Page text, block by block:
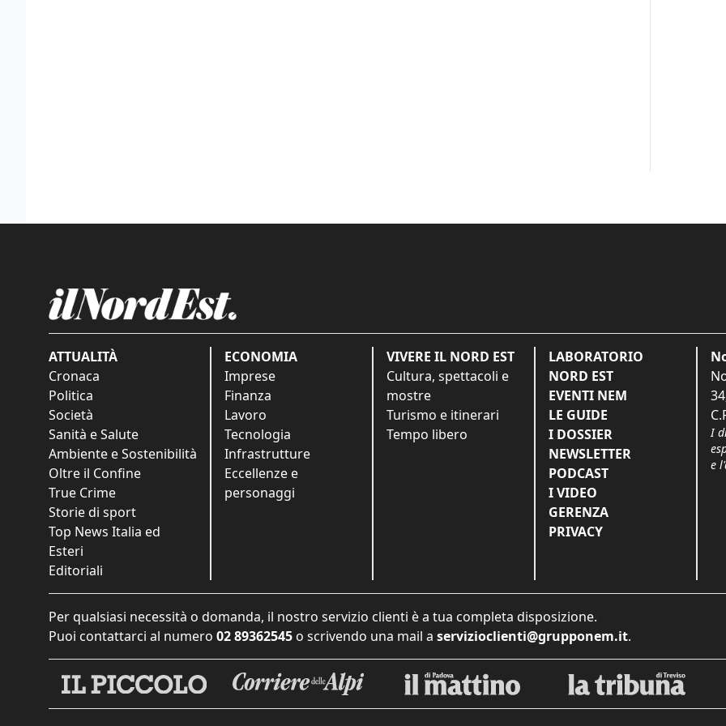
ATTUALITÀ
Cronaca
Politica
Società
Sanità e Salute
Ambiente e Sostenibilità
Oltre il Confine
True Crime
Storie di sport
Top News Italia ed
Esteri
Editoriali
ECONOMIA
Imprese
Finanza
Lavoro
Tecnologia
Infrastrutture
Eccellenze e
personaggi
VIVERE IL NORD EST
Cultura, spettacoli e
mostre
Turismo e itinerari
Tempo libero
LABORATORIO
NORD EST
EVENTI NEM
LE GUIDE
I DOSSIER
NEWSLETTER
PODCAST
I VIDEO
GERENZA
PRIVACY
I
e
Per qualsiasi necessità o domanda, il nostro servizio clienti è a tua completa disposizione.
Puoi contattarci al numero 02 89362545 o scrivendo una mail a servizioclienti@grupponem.it.